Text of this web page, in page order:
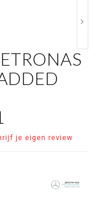
je eigen review